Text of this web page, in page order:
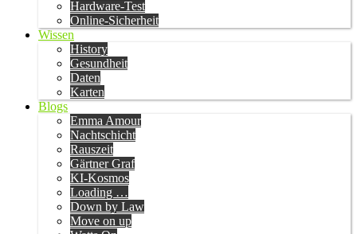
Hardware-Test
Online-Sicherheit
Wissen
History
Gesundheit
Daten
Karten
Blogs
Emma Amour
Nachtschicht
Rauszeit
Gärtner Graf
KI-Kosmos
Loading …
Down by Law
Move on up